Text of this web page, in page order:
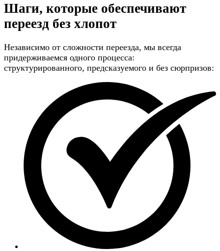
Шаги, которые обеспечивают
переезд без хлопот
Независимо от сложности переезда, мы всегда
придерживаемся одного процесса:
структурированного, предсказуемого и без сюрпризов: